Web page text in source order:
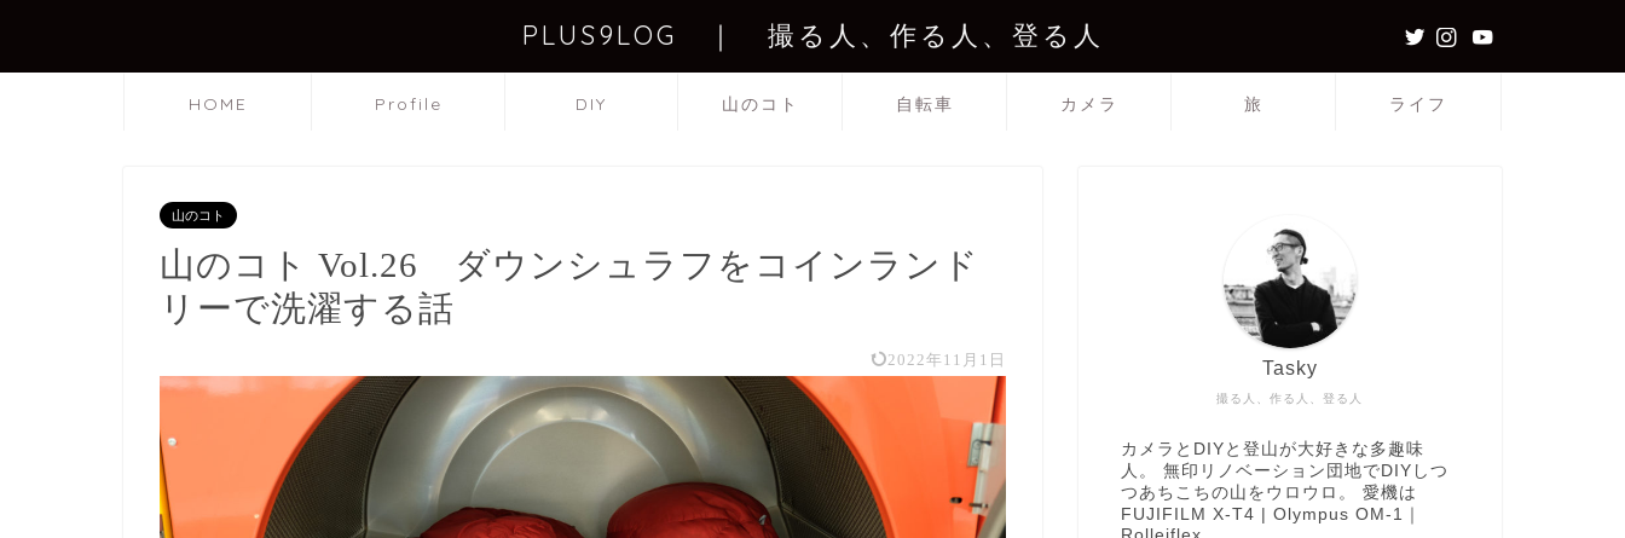
PLUS9LOG ｜ 撮る人、作る人、登る人
HOME Profile DIY 山のコト 自転車 カメラ 旅 ライフ
山のコト
山のコト Vol.26 ダウンシュラフをコインランド
リーで洗濯する話
2022年11月1日
撮る人、作る人、登る人
Tasky
カメラとDIYと登山が大好きな多趣味
人。 無印リノベーション団地でDIYしつ
つあちこちの山をウロウロ。 愛機は
FUJIFILM X-T4 | Olympus OM-1｜